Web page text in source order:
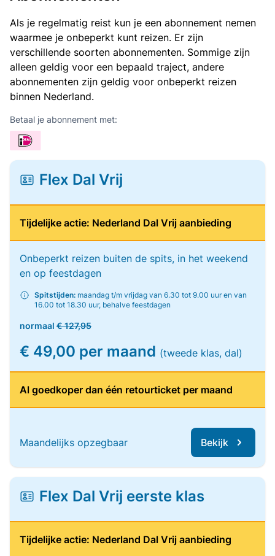
Als je regelmatig reist kun je een abonnement nemen
waarmee je onbeperkt kunt reizen. Er zijn
verschillende soorten abonnementen. Sommige zijn
alleen geldig voor een bepaald traject, andere
abonnementen zijn geldig voor onbeperkt reizen
binnen Nederland.
Betaal je abonnement met:
Flex Dal Vrij
Tijdelijke actie: Nederland Dal Vrij aanbieding
Onbeperkt reizen buiten de spits, in het weekend
en op feestdagen
Spitstijden: maandag t/m vrijdag van 6.30 tot 9.00 uur en van
16.00 tot 18.30 uur, behalve feestdagen
normaal € 127,95
€ 49,00 per maand (tweede klas, dal)
Al goedkoper dan één retourticket per maand
Maandelijks opzegbaar Bekijk
Flex Dal Vrij eerste klas
Tijdelijke actie: Nederland Dal Vrij aanbieding